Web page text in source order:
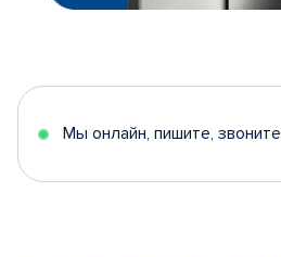
Мы онлайн, пишите, звоните